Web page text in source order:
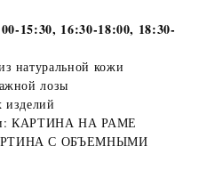
15:30, 16:30-18:00, 18:30-
натуральной кожи
лозы
изделий
КАРТИНА НА РАМЕ
С ОБЪЕМНЫМИ